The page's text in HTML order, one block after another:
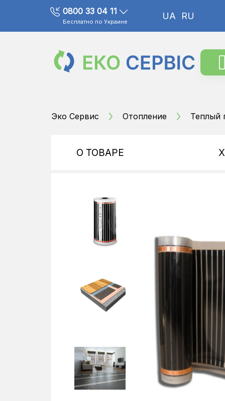
0800 33 04 11
Бесплатно по Украине
UA RU
Эко Сервис Отопление Теплый
О ТОВАРЕ